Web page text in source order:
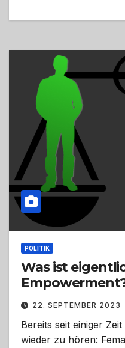
POLITIK
Was ist
22. SEPTEMBER 2023
Bereits seit einiger
wieder zu hören: